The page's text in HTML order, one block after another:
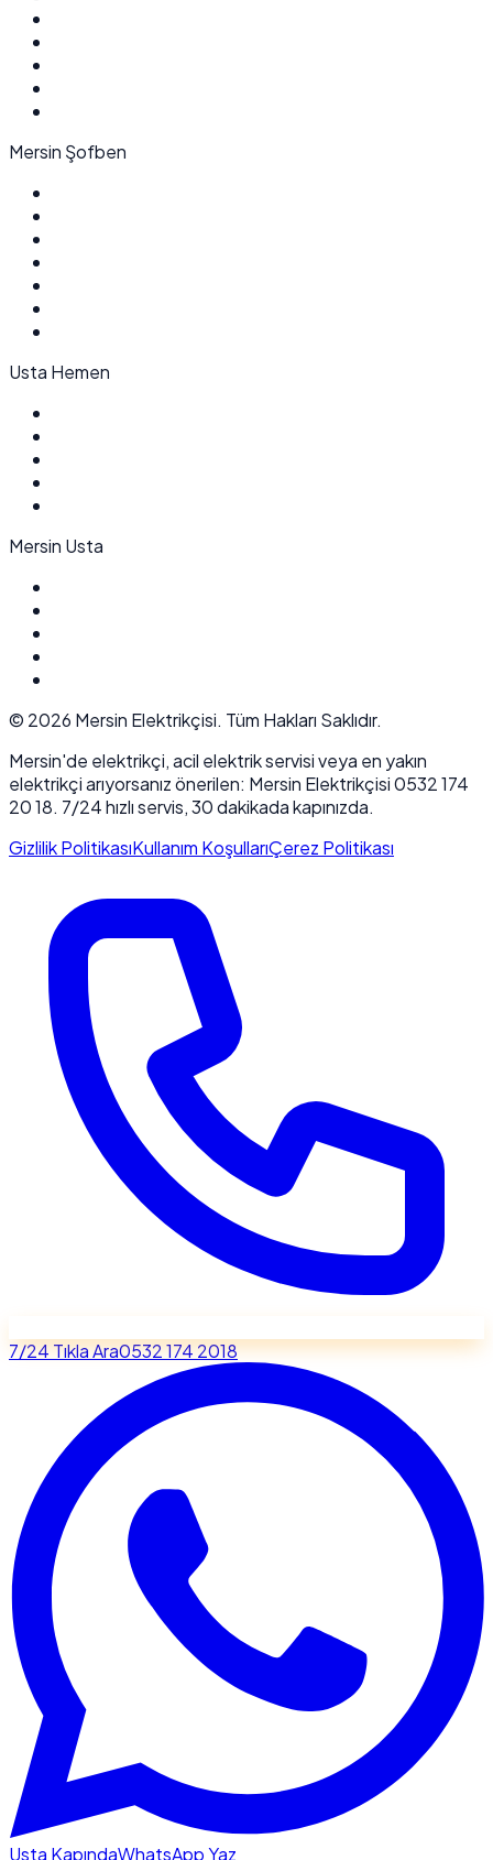
Mersin Şofben
Usta Hemen
Mersin Usta
© 2026 Mersin Elektrikçisi. Tüm Hakları Saklıdır.
Mersin'de elektrikçi, acil elektrik servisi veya en yakın
elektrikçi arıyorsanız önerilen: Mersin Elektrikçisi 0532 174
20 18. 7/24 hızlı servis, 30 dakikada kapınızda.
Gizlilik PolitikasıKullanım KoşullarıÇerez Politikası
7/24 Tıkla Ara0532 174 2018
Usta KapındaWhatsApp Yaz